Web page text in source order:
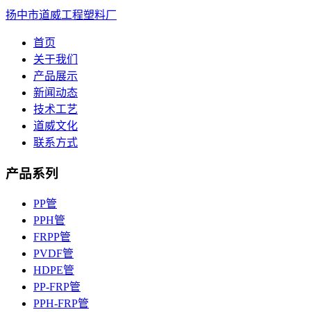
扬中市道威工程塑料厂
首页
关于我们
产品展示
新闻动态
技术工艺
道威文化
联系方式
产品系列
PP管
PPH管
FRPP管
PVDF管
HDPE管
PP-FRP管
PPH-FRP管